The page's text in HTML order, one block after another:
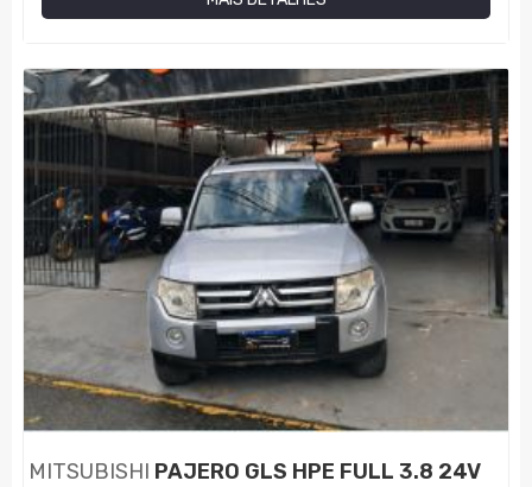
MITSUBISHI PAJERO GLS HPE FULL 3.8 24V